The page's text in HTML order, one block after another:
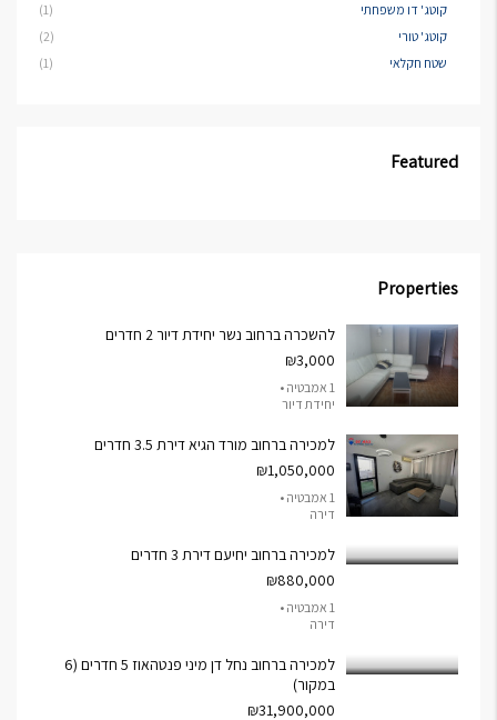
קוטג' דו משפחתי
(1)
קוטג' טורי
(2)
שטח חקלאי
(1)
Featured
Properties
להשכרה ברחוב נשר יחידת דיור 2 חדרים
₪3,000
1 אמבטיה •
יחידת דיור
למכירה ברחוב מורד הגיא דירת 3.5 חדרים
₪1,050,000
1 אמבטיה •
דירה
למכירה ברחוב יחיעם דירת 3 חדרים
₪880,000
1 אמבטיה •
דירה
למכירה ברחוב נחל דן מיני פנטהאוז 5 חדרים (6
במקור)
₪31,900,000